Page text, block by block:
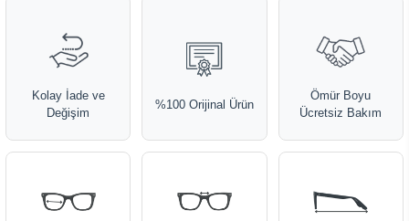
Kolay İade ve
Değişim
%100 Orijinal Ürün
Ömür Boyu
Ücretsiz Bakım